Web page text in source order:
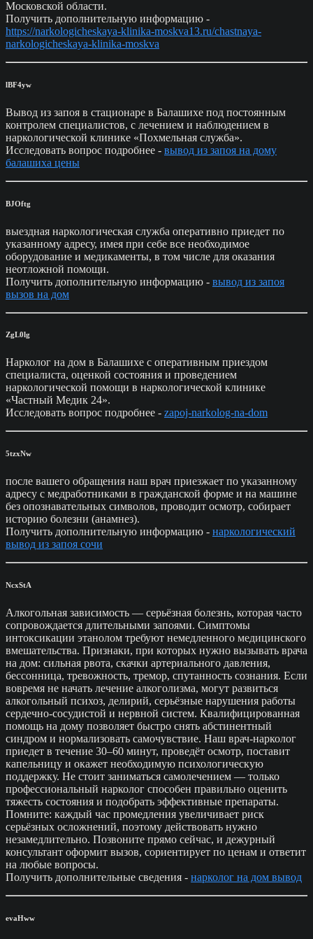
Московской области.
Получить дополнительную информацию -
https://narkologicheskaya-klinika-moskva13.ru/chastnaya-
narkologicheskaya-klinika-moskva
lBF4yw
Вывод из запоя в стационаре в Балашихе под постоянным
контролем специалистов, с лечением и наблюдением в
наркологической клинике «Похмельная служба».
Исследовать вопрос подробнее - вывод из запоя на дому
балашиха цены
BJOftg
выездная наркологическая служба оперативно приедет по
указанному адресу, имея при себе все необходимое
оборудование и медикаменты, в том числе для оказания
неотложной помощи.
Получить дополнительную информацию - вывод из запоя
вызов на дом
ZgL0lg
Нарколог на дом в Балашихе с оперативным приездом
специалиста, оценкой состояния и проведением
наркологической помощи в наркологической клинике
«Частный Медик 24».
Исследовать вопрос подробнее - zapoj-narkolog-na-dom
5tzxNw
после вашего обращения наш врач приезжает по указанному
адресу с медработниками в гражданской форме и на машине
без опознавательных символов, проводит осмотр, собирает
историю болезни (анамнез).
Получить дополнительную информацию - наркологический
вывод из запоя сочи
NcxStA
Алкогольная зависимость — серьёзная болезнь, которая часто
сопровождается длительными запоями. Симптомы
интоксикации этанолом требуют немедленного медицинского
вмешательства. Признаки, при которых нужно вызывать врача
на дом: сильная рвота, скачки артериального давления,
бессонница, тревожность, тремор, спутанность сознания. Если
вовремя не начать лечение алкоголизма, могут развиться
алкогольный психоз, делирий, серьёзные нарушения работы
сердечно-сосудистой и нервной систем. Квалифицированная
помощь на дому позволяет быстро снять абстинентный
синдром и нормализовать самочувствие. Наш врач-нарколог
приедет в течение 30–60 минут, проведёт осмотр, поставит
капельницу и окажет необходимую психологическую
поддержку. Не стоит заниматься самолечением — только
профессиональный нарколог способен правильно оценить
тяжесть состояния и подобрать эффективные препараты.
Помните: каждый час промедления увеличивает риск
серьёзных осложнений, поэтому действовать нужно
незамедлительно. Позвоните прямо сейчас, и дежурный
консультант оформит вызов, сориентирует по ценам и ответит
на любые вопросы.
Получить дополнительные сведения - нарколог на дом вывод
evaHww